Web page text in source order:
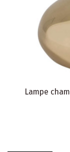
Lampe